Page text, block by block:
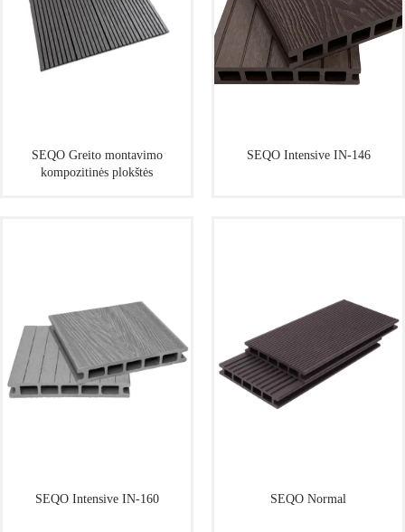
SEQO Greito montavimo
kompozitinės plokštės
SEQO Intensive IN-146
SEQO Intensive IN-160 SEQO Normal